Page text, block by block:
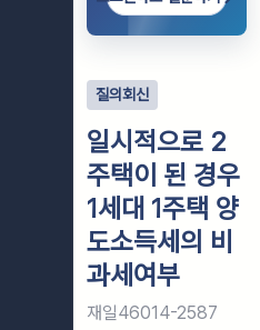
질의회신
일시적으로 2
주택이 된 경우
1세대 1주택 양
도소득세의 비
과세여부
재일46014-2587